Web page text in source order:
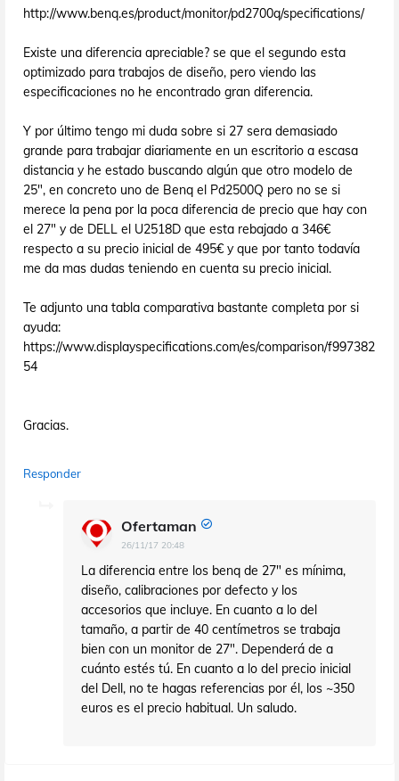
http://www.benq.es/product/monitor/pd2700q/specifications/
Existe una diferencia apreciable? se que el segundo esta
optimizado para trabajos de diseño, pero viendo las
especificaciones no he encontrado gran diferencia.
Y por último tengo mi duda sobre si 27 sera demasiado
grande para trabajar diariamente en un escritorio a escasa
distancia y he estado buscando algún que otro modelo de
25", en concreto uno de Benq el Pd2500Q pero no se si
merece la pena por la poca diferencia de precio que hay con
el 27" y de DELL el U2518D que esta rebajado a 346€
respecto a su precio inicial de 495€ y que por tanto todavía
me da mas dudas teniendo en cuenta su precio inicial.
Te adjunto una tabla comparativa bastante completa por si
ayuda:
https://www.displayspecifications.com/es/comparison/f997382
54
Gracias.
Responder
Ofertaman
26/11/17 20:48
La diferencia entre los benq de 27" es mínima,
diseño, calibraciones por defecto y los
accesorios que incluye. En cuanto a lo del
tamaño, a partir de 40 centímetros se trabaja
bien con un monitor de 27". Dependerá de a
cuánto estés tú. En cuanto a lo del precio inicial
del Dell, no te hagas referencias por él, los ~350
euros es el precio habitual. Un saludo.